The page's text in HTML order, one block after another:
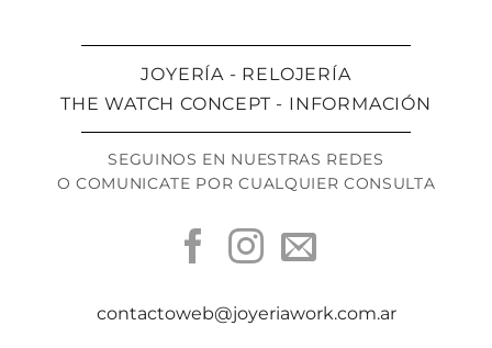
JOYERÍA - RELOJERÍA
THE WATCH CONCEPT - INFORMACIÓN
SEGUINOS EN NUESTRAS REDES
O COMUNICATE POR CUALQUIER CONSULTA
contactoweb@joyeriawork.com.ar